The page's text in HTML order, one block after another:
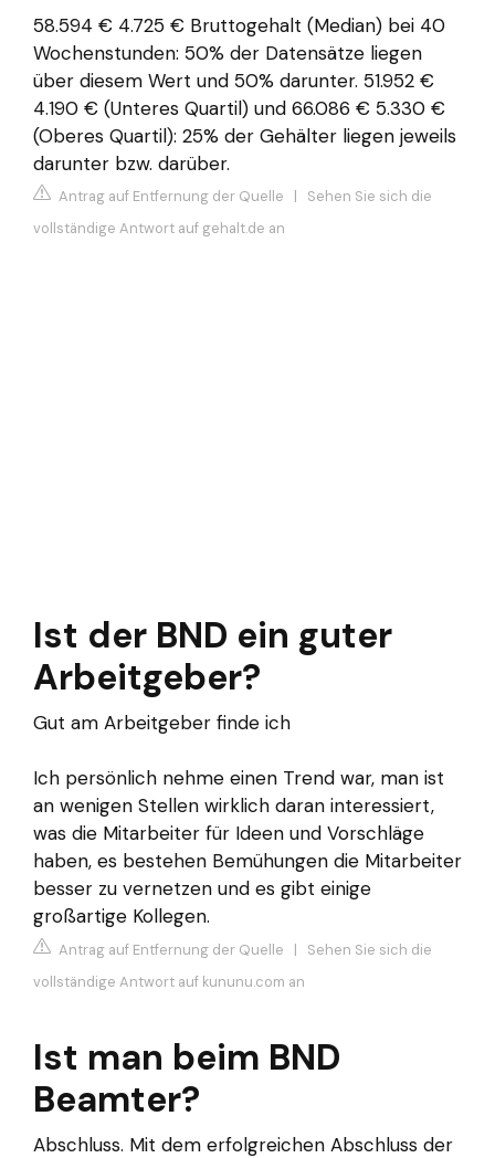
58.594 € 4.725 € Bruttogehalt (Median) bei 40
Wochenstunden: 50% der Datensätze liegen
über diesem Wert und 50% darunter. 51.952 €
4.190 € (Unteres Quartil) und 66.086 € 5.330 €
(Oberes Quartil): 25% der Gehälter liegen jeweils
darunter bzw. darüber.
Antrag auf Entfernung der Quelle | Sehen Sie sich die
vollständige Antwort auf gehalt.de an
Ist der BND ein guter
Arbeitgeber?
Gut am Arbeitgeber finde ich
Ich persönlich nehme einen Trend war, man ist
an wenigen Stellen wirklich daran interessiert,
was die Mitarbeiter für Ideen und Vorschläge
haben, es bestehen Bemühungen die Mitarbeiter
besser zu vernetzen und es gibt einige
großartige Kollegen.
Antrag auf Entfernung der Quelle | Sehen Sie sich die
vollständige Antwort auf kununu.com an
Ist man beim BND
Beamter?
Abschluss. Mit dem erfolgreichen Abschluss der